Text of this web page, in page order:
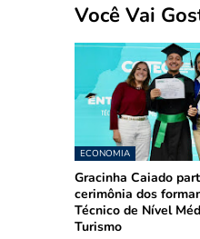
Você Vai
ECONOMIA
Gracinha Caiado
cerimônia dos
Técnico de Nível
Turismo